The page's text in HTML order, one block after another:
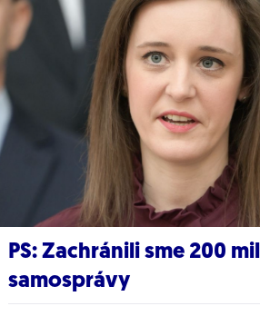
PS: Zachránili sme 200
samosprávy